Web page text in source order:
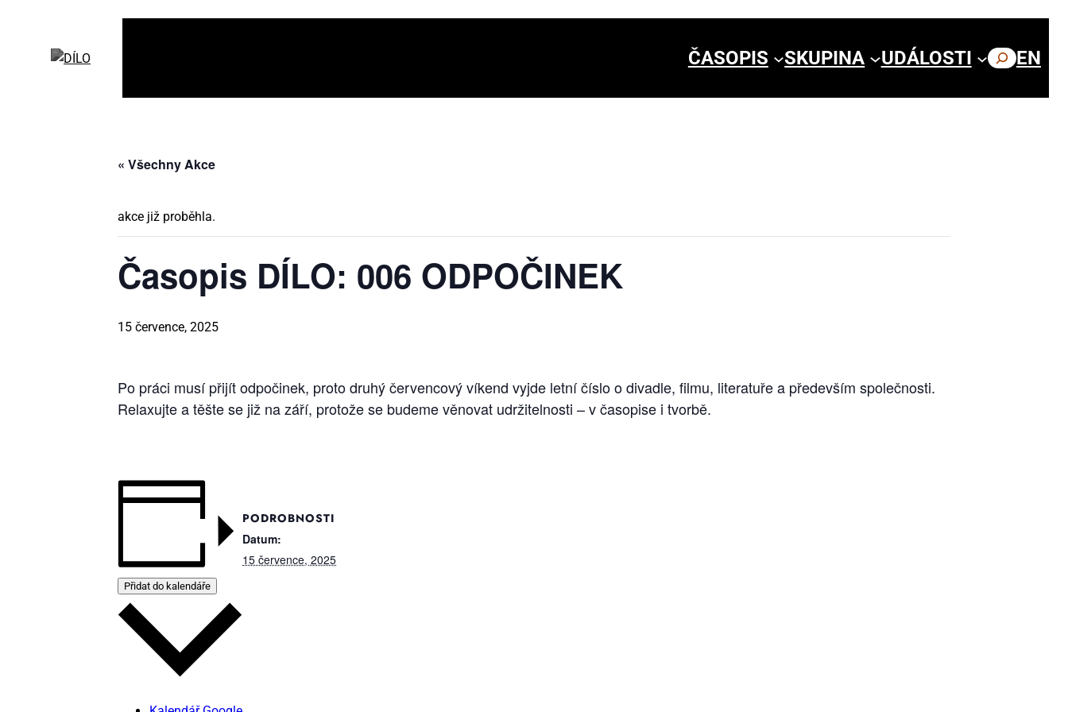
ČASOPIS SKUPINA UDÁLOSTI HLEDAT
EN
« Všechny Akce
akce již proběhla.
Ča­so­pis DÍ­LO: 006 OD­PO­ČI­NEK
15 července, 2025
Po prá­ci mu­sí při­jít od­po­či­nek, pro­to dru­hý čer­ven­co­vý ví­kend vy­jde let­ní čís­lo o di­va­dle, fil­mu, li­te­ra­tu­ře a pře­de­vším spo­leč­nos­ti.
Re­la­xuj­te a těš­te se již na zá­ří, pro­to­že se bu­de­me vě­no­vat udr­ži­tel­nos­ti – v ča­so­pi­se i tvor­bě.
Přidat do kalendáře
PODROBNOSTI
Datum:
15 července, 2025